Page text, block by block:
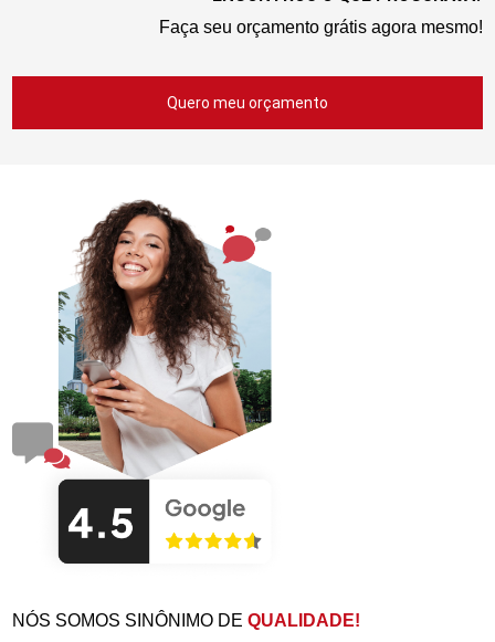
Faça seu orçamento grátis agora mesmo!
Quero meu orçamento
NÓS SOMOS SINÔNIMO DEQUALIDADE!